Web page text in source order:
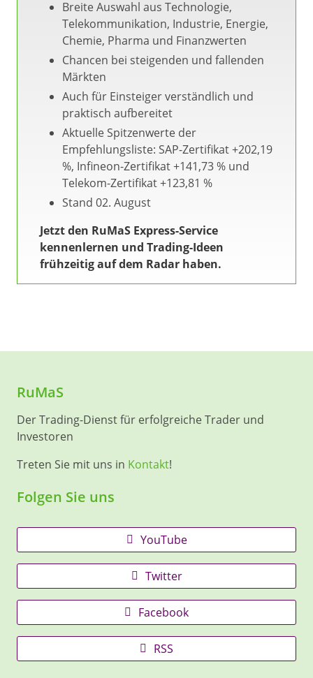
Breite Auswahl aus Technologie,
Telekommunikation, Industrie, Energie,
Chemie, Pharma und Finanzwerten
Chancen bei steigenden und fallenden
Märkten
Auch für Einsteiger verständlich und
praktisch aufbereitet
Aktuelle Spitzenwerte der
Empfehlungsliste: SAP-Zertifikat +202,19
%, Infineon-Zertifikat +141,73 % und
Telekom-Zertifikat +123,81 %
Stand 02. August
Jetzt den RuMaS Express-Service
kennenlernen und Trading-Ideen
frühzeitig auf dem Radar haben.
RuMaS
Der Trading-Dienst für erfolgreiche Trader und
Investoren
Treten Sie mit uns in Kontakt!
Folgen Sie uns
YouTube
Twitter
Facebook
RSS